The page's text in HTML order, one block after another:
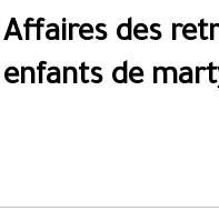
Affaires des
enfants de